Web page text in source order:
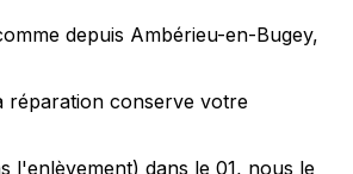
depuis Ambérieu-en-Bugey,
réparation conserve votre
l'enlèvement) dans le 01, nous le